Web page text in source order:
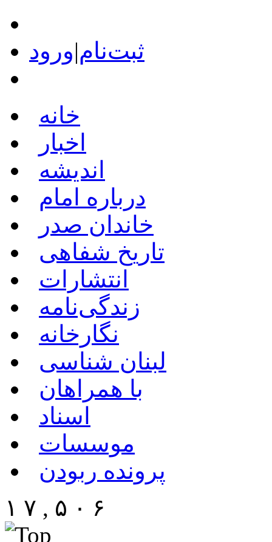
ثبت‌نام|ورود
خانه
اخبار
اندیشه
درباره امام
خاندان صدر
تاریخ شفاهی
انتشارات
زندگی‌نامه
نگارخانه
لبنان شناسی
با همراهان
اسناد
موسسات
پرونده ربودن
۱ ۷ , ۵ ۰ ۶